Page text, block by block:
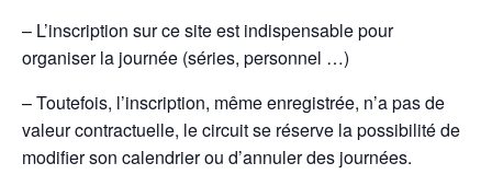
– L’inscription sur ce site est indispensable pour
organiser la journée (séries, personnel …)
– Toutefois, l’inscription, même enregistrée, n’a pas de
valeur contractuelle, le circuit se réserve la possibilité de
modifier son calendrier ou d’annuler des journées.